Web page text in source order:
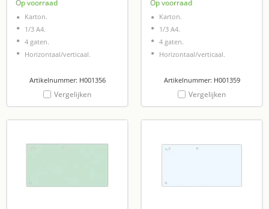
Op voorraad
Karton.
1/3 A4.
4 gaten.
Horizontaal/verticaal.
Artikelnummer: H001356
Vergelijken
Op voorraad
Karton.
1/3 A4.
4 gaten.
Horizontaal/verticaal.
Artikelnummer: H001359
Vergelijken